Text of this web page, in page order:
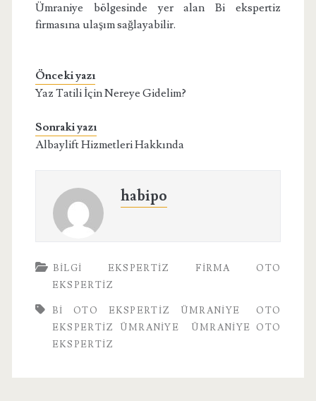
Ümraniye bölgesinde yer alan Bi ekspertiz
firmasına ulaşım sağlayabilir.
Önceki yazı
Yaz Tatili İçin Nereye Gidelim?
Sonraki yazı
Albaylift Hizmetleri Hakkında
habipo
BILGI EKSPERTIZ FIRMA
OTO
EKSPERTIZ
BI OTO EKSPERTIZ ÜMRANIYE
OTO
EKSPERTIZ ÜMRANIYE
ÜMRANIYE OTO
EKSPERTIZ